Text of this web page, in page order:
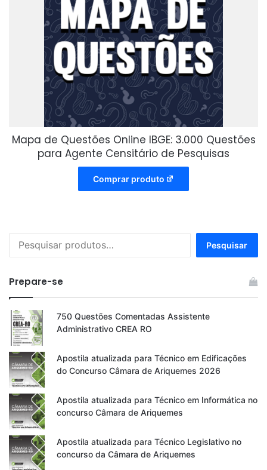
Mapa de Questões Online IBGE: 3.000 Questões
para Agente Censitário de Pesquisas
Comprar produto
por:
Pesquisar
Prepare-se
750 Questões Comentadas Assistente
Administrativo CREA RO
Apostila atualizada para Técnico em Edificações
do Concurso Câmara de Ariquemes 2026
Apostila atualizada para Técnico em Informática no
concurso Câmara de Ariquemes
Apostila atualizada para Técnico Legislativo no
concurso da Câmara de Ariquemes